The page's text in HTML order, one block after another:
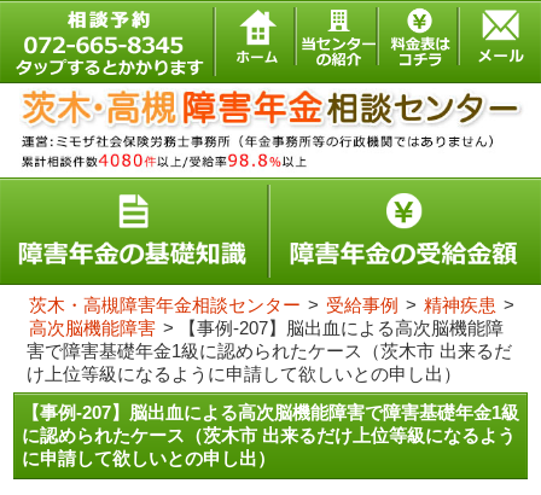
茨木・高槻障害年金相談センター > 受給事例 > 精神疾患 >
高次脳機能障害 >
【事例-207】脳出血による高次脳機能障
害で障害基礎年金1級に認められたケース（茨木市 出来るだ
け上位等級になるように申請して欲しいとの申し出）
【事例-207】脳出血による高次脳機能障害で障害基礎年金1級
に認められたケース（茨木市 出来るだけ上位等級になるよう
に申請して欲しいとの申し出）